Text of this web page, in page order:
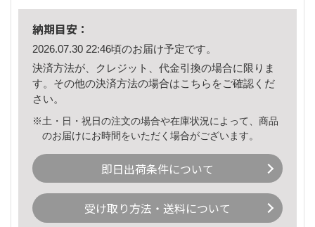
納期目安：
2026.07.30 22:46頃のお届け予定です。
決済方法が、クレジット、代金引換の場合に限りま
す。その他の決済方法の場合はこちら をご確認くだ
さい。
※土・日・祝日の注文の場合や在庫状況によって、商品
のお届けにお時間をいただく場合がございます。
即日出荷条件について
受け取り方法・送料について